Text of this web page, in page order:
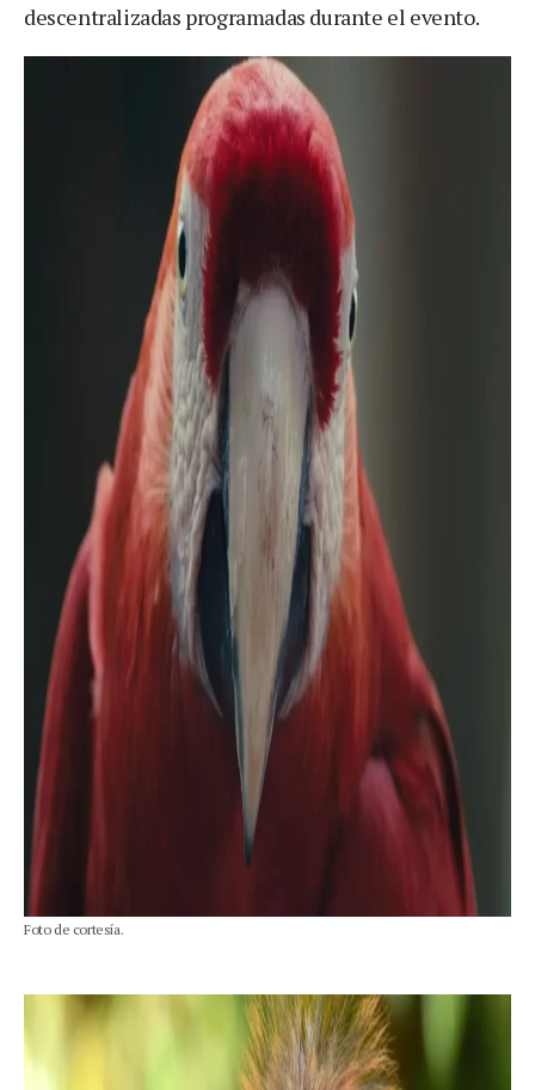
descentralizadas programadas durante el evento.
Foto de cortesía.